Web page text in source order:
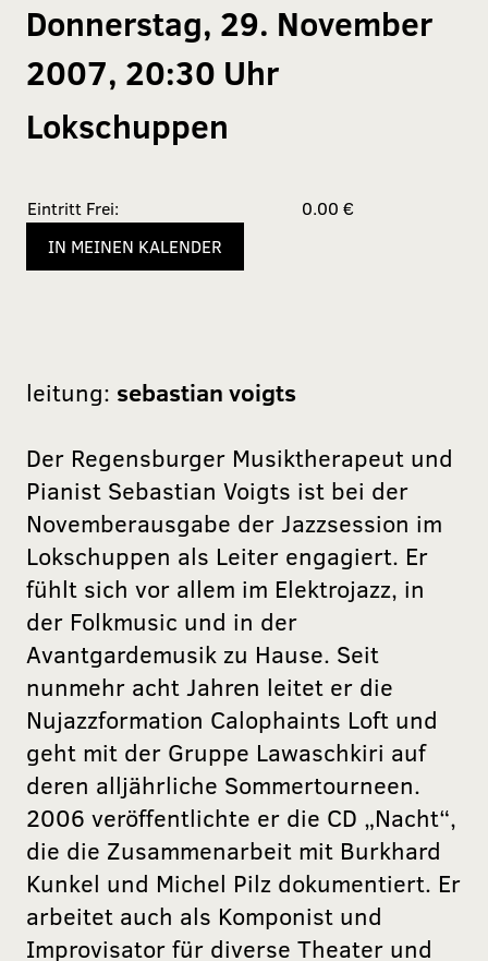
Donnerstag, 29. November
2007, 20:30 Uhr
Lokschuppen
Eintritt Frei:
0.00 €
IN MEINEN KALENDER
leitung: sebastian voigts
Der Regensburger Musiktherapeut und
Pianist Sebastian Voigts ist bei der
Novemberausgabe der Jazzsession im
Lokschuppen als Leiter engagiert. Er
fühlt sich vor allem im Elektrojazz, in
der Folkmusic und in der
Avantgardemusik zu Hause. Seit
nunmehr acht Jahren leitet er die
Nujazzformation Calophaints Loft und
geht mit der Gruppe Lawaschkiri auf
deren alljährliche Sommertourneen.
2006 veröffentlichte er die CD „Nacht“,
die die Zusammenarbeit mit Burkhard
Kunkel und Michel Pilz dokumentiert. Er
arbeitet auch als Komponist und
Improvisator für diverse Theater und